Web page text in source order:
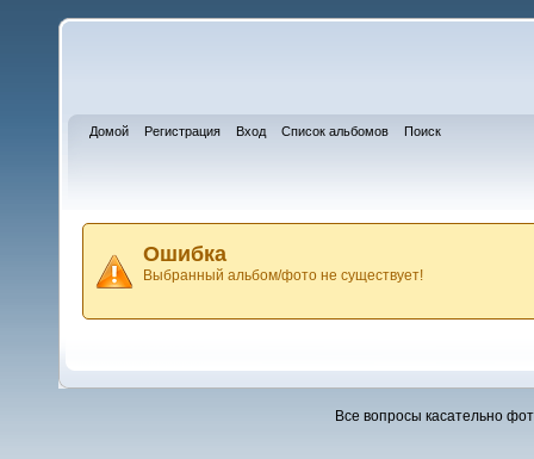
Домой Регистрация Вход Список альбомов Поиск
Ошибка
Выбранный альбом/фото не существует!
Все вопросы касательно